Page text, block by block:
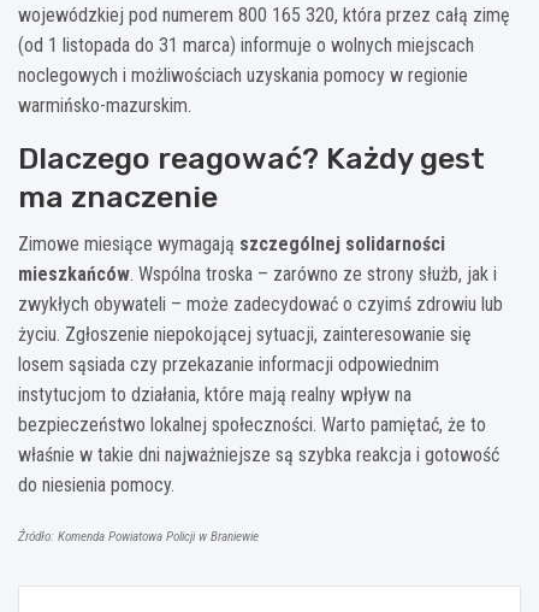
wojewódzkiej pod numerem 800 165 320, która przez całą zimę
(od 1 listopada do 31 marca) informuje o wolnych miejscach
noclegowych i możliwościach uzyskania pomocy w regionie
warmińsko-mazurskim.
Dlaczego reagować? Każdy gest
ma znaczenie
Zimowe miesiące wymagają szczególnej solidarności
mieszkańców. Wspólna troska – zarówno ze strony służb, jak i
zwykłych obywateli – może zadecydować o czyimś zdrowiu lub
życiu. Zgłoszenie niepokojącej sytuacji, zainteresowanie się
losem sąsiada czy przekazanie informacji odpowiednim
instytucjom to działania, które mają realny wpływ na
bezpieczeństwo lokalnej społeczności. Warto pamiętać, że to
właśnie w takie dni najważniejsze są szybka reakcja i gotowość
do niesienia pomocy.
Źródło: Komenda Powiatowa Policji w Braniewie